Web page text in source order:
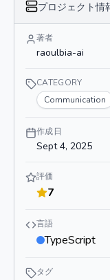
プロジェクト情
著者
raoulbia-ai
CATEGORY
Communication
作成日
Sept 4, 2025
評価
7
言語
TypeScript
タグ